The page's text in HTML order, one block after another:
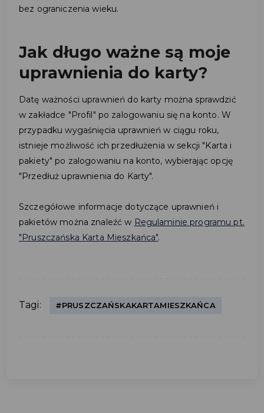
bez ograniczenia wieku.
Jak długo ważne są moje
uprawnienia do karty?
Datę ważności uprawnień do karty można sprawdzić
w zakładce "Profil" po zalogowaniu się na konto. W
przypadku wygaśnięcia uprawnień w ciągu roku,
istnieje możliwość ich przedłużenia w sekcji "Karta i
pakiety" po zalogowaniu na konto, wybierając opcję
"Przedłuż uprawnienia do Karty".
Szczegółowe informacje dotyczące uprawnień i
pakietów można znaleźć w Regulaminie programu pt.
"Pruszczańska Karta Mieszkańca".
Tagi: #PRUSZCZAŃSKAKARTAMIESZKAŃCA